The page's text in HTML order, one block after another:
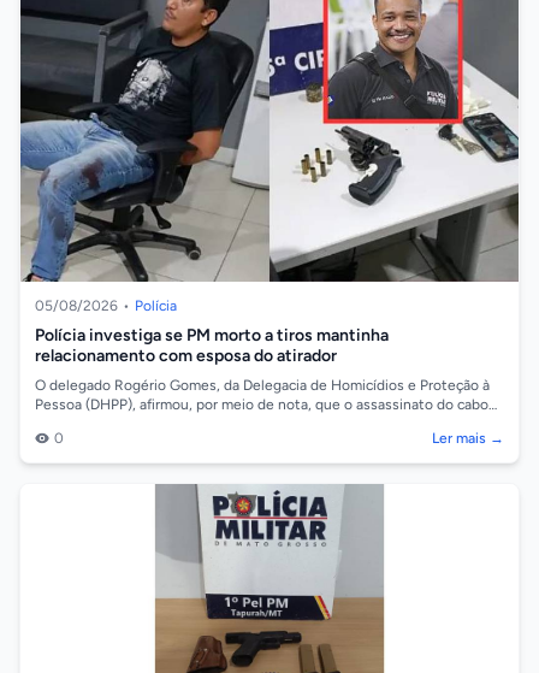
05/08/2026 • Polícia
Polícia investiga se PM morto a tiros mantinha
relacionamento com esposa do atirador
O delegado Rogério Gomes, da Delegacia de Homicídios e Proteção à
Pessoa (DHPP), afirmou, por meio de nota, que o assassinato do cabo
0
Ler mais →